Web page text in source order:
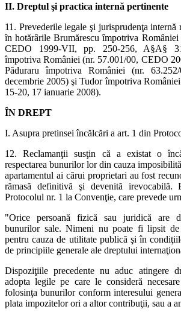
II. Dreptul şi practica internă pertinente
11. Prevederile legale şi jurisprudenţa internă
în hotărârile Brumărescu împotriva
CEDO 1999-VII, pp. 250-256, A§A§
împotriva României (nr. 57.001/00, CEDO
Păduraru împotriva României (nr.
decembrie 2005) şi Tudor împotriva
15-20, 17 ianuarie 2008).
ÎN DREPT
I. Asupra pretinsei încălcări a art. 1 din
12. Reclamanţii susţin că a existat o
respectarea bunurilor lor din cauza
apartamentul ai cărui proprietari au fost
rămasă definitivă şi devenită
Protocolul nr. 1 la Convenţie, care prevede
"Orice persoană fizică sau juridică are
bunurilor sale. Nimeni nu poate fi lipsit de
pentru cauza de utilitate publică şi în
de principiile generale ale dreptului
Dispoziţiile precedente nu aduc atingere
adopta legile pe care le consideră
folosinţa bunurilor conform interesului
plata impozitelor ori a altor contribuţii, sau a